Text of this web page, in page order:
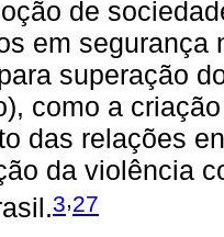
de
em segurança
superação
como a
das relações
da violência
3,27